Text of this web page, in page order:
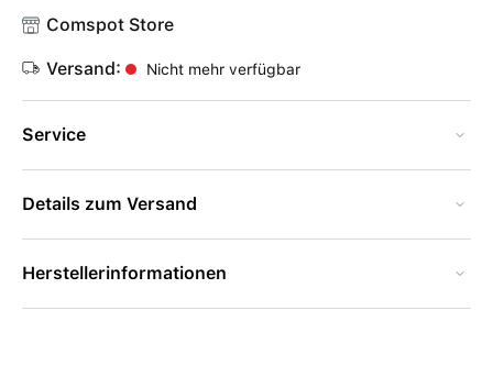
Comspot Store
Versand: Nicht mehr verfügbar
Service
Details zum Versand
Herstellerinformationen